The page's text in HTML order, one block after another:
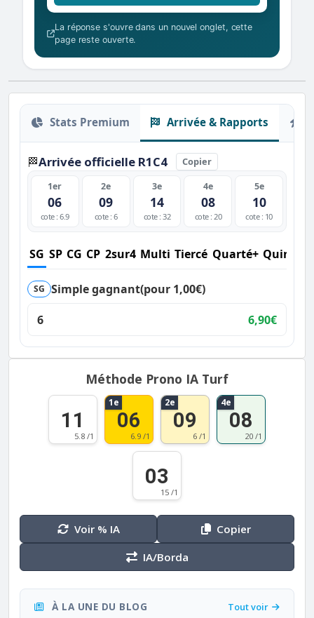
La réponse s'ouvre dans un nouvel onglet, cette
page reste ouverte.
Stats Premium Arrivée & Rapports
🏁Arrivée officielle R1C4 Copier
1er
06
cote : 6.9
2e
09
cote : 6
3e
14
cote : 32
4e
08
cote : 20
5e
10
cote : 10
SG SP CG CP 2sur4 Multi Tiercé Quarté+ Quinté+
SG Simple gagnant(pour 1,00€)
6
6,90€
Méthode Prono IA Turf
11
5.8 /1
1e
06
6.9 /1
2e
09
6 /1
4e
08
20 /1
03
15 /1
Voir % IA
Copier
IA/Borda
À LA UNE DU BLOG Tout voir